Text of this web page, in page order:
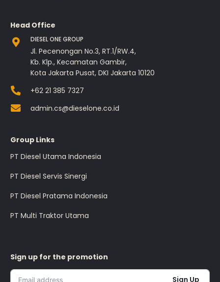
Head Office
DIESEL ONE GROUP
Jl. Pecenongan No.3, RT.1/RW.4,
Kb. Klp., Kecamatan Gambir,
Kota Jakarta Pusat, DKI Jakarta 10120
+62 21 385 7327
admin.cs@dieselone.co.id
Group Links
PT Diesel Utama Indonesia
PT Diesel Servis Sinergi
PT Diesel Pratama Indonesia
PT Multi Traktor Utama
Sign up for the promotion
Sign Up